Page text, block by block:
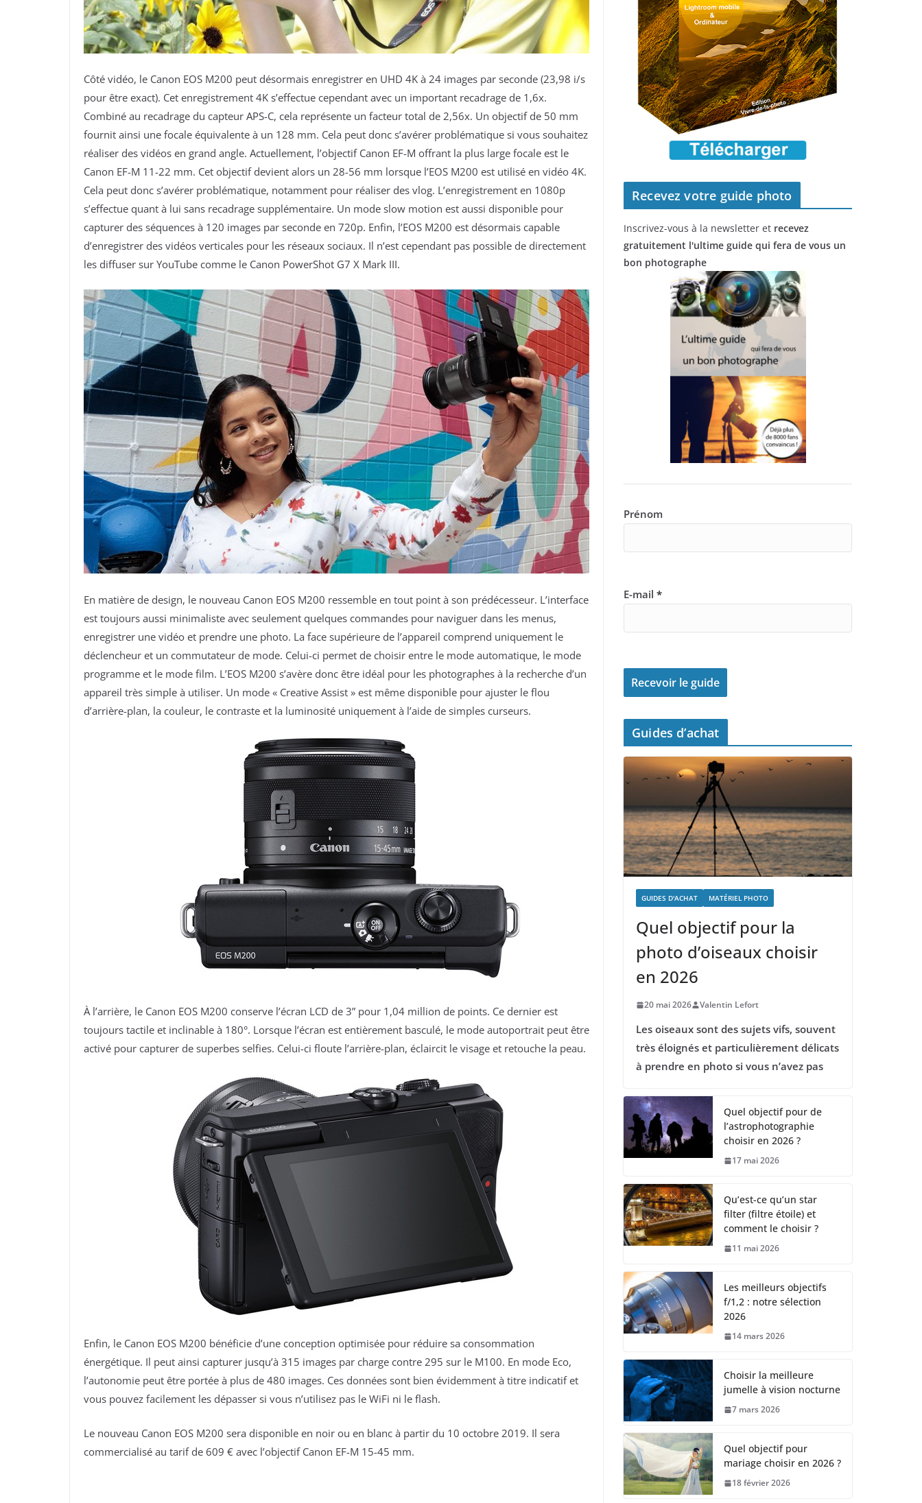
Côté vidéo, le Canon EOS M200 peut désormais enregistrer en UHD 4K à 24 images par seconde (23,98 i/s
pour être exact). Cet enregistrement 4K s’effectue cependant avec un important recadrage de 1,6x.
Combiné au recadrage du capteur APS-C, cela représente un facteur total de 2,56x. Un objectif de 50 mm
fournit ainsi une focale équivalente à un 128 mm. Cela peut donc s’avérer problématique si vous souhaitez
réaliser des vidéos en grand angle. Actuellement, l’objectif Canon EF-M offrant la plus large focale est le
Canon EF-M 11-22 mm. Cet objectif devient alors un 28-56 mm lorsque l’EOS M200 est utilisé en vidéo 4K.
Cela peut donc s’avérer problématique, notamment pour réaliser des vlog. L’enregistrement en 1080p
s’effectue quant à lui sans recadrage supplémentaire. Un mode slow motion est aussi disponible pour
capturer des séquences à 120 images par seconde en 720p. Enfin, l’EOS M200 est désormais capable
d’enregistrer des vidéos verticales pour les réseaux sociaux. Il n’est cependant pas possible de directement
les diffuser sur YouTube comme le Canon PowerShot G7 X Mark III.
En matière de design, le nouveau Canon EOS M200 ressemble en tout point à son prédécesseur. L’interface
est toujours aussi minimaliste avec seulement quelques commandes pour naviguer dans les menus,
enregistrer une vidéo et prendre une photo. La face supérieure de l’appareil comprend uniquement le
déclencheur et un commutateur de mode. Celui-ci permet de choisir entre le mode automatique, le mode
programme et le mode film. L’EOS M200 s’avère donc être idéal pour les photographes à la recherche d’un
appareil très simple à utiliser. Un mode « Creative Assist » est même disponible pour ajuster le flou
d’arrière-plan, la couleur, le contraste et la luminosité uniquement à l’aide de simples curseurs.
À l’arrière, le Canon EOS M200 conserve l’écran LCD de 3” pour 1,04 million de points. Ce dernier est
toujours tactile et inclinable à 180°. Lorsque l’écran est entièrement basculé, le mode autoportrait peut être
activé pour capturer de superbes selfies. Celui-ci floute l’arrière-plan, éclaircit le visage et retouche la peau.
Enfin, le Canon EOS M200 bénéficie d’une conception optimisée pour réduire sa consommation
énergétique. Il peut ainsi capturer jusqu’à 315 images par charge contre 295 sur le M100. En mode Eco,
l’autonomie peut être portée à plus de 480 images. Ces données sont bien évidemment à titre indicatif et
vous pouvez facilement les dépasser si vous n’utilisez pas le WiFi ni le flash.
Le nouveau Canon EOS M200 sera disponible en noir ou en blanc à partir du 10 octobre 2019. Il sera
commercialisé au tarif de 609 € avec l’objectif Canon EF-M 15-45 mm.
Recevez votre guide photo
Inscrivez-vous à la newsletter et recevez
gratuitement l'ultime guide qui fera de vous un
bon photographe
Prénom
E-mail *
Guides d’achat
GUIDES D'ACHAT MATÉRIEL PHOTO
Quel objectif pour la
photo d’oiseaux choisir
en 2026
20 mai 2026 Valentin Lefort
Les oiseaux sont des sujets vifs, souvent
très éloignés et particulièrement délicats
à prendre en photo si vous n’avez pas
Quel objectif pour de
l’astrophotographie
choisir en 2026 ?
17 mai 2026
Qu’est-ce qu’un star
filter (filtre étoile) et
comment le choisir ?
11 mai 2026
Les meilleurs objectifs
f/1,2 : notre sélection
2026
14 mars 2026
Choisir la meilleure
jumelle à vision nocturne
7 mars 2026
Quel objectif pour
mariage choisir en 2026 ?
18 février 2026